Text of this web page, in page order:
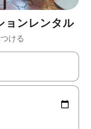
ョンレンタル
ける
キーを使って移動するか